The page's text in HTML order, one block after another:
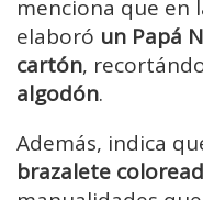
menciona que en
elaboró un Papá
cartón,
algodón.
Además, indica
brazalete